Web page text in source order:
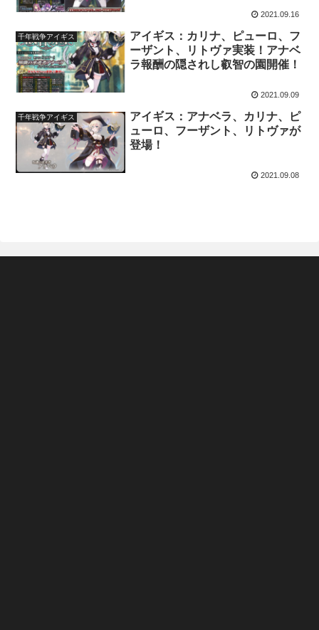
2021.09.16
千年戦争アイギス
アイギス：カリナ、ピューロ、フ
ーザント、リトヴァ実装！アナベ
ラ報酬の隠されし叡智の園開催！
2021.09.09
千年戦争アイギス
アイギス：アナベラ、カリナ、ピ
ューロ、フーザント、リトヴァが
登場！
2021.09.08